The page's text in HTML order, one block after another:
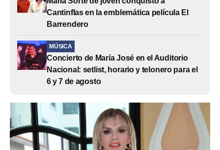
Cantinflas en la emblemática película El
Barrendero
MÚSICA
Concierto de María José en el Auditorio
Nacional: setlist, horario y telonero para el
6 y 7 de agosto